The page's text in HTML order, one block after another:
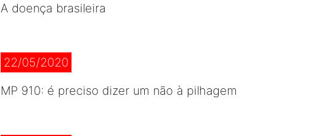
A doença brasileira
22/05/2020
MP 910: é preciso dizer um não à pilhagem